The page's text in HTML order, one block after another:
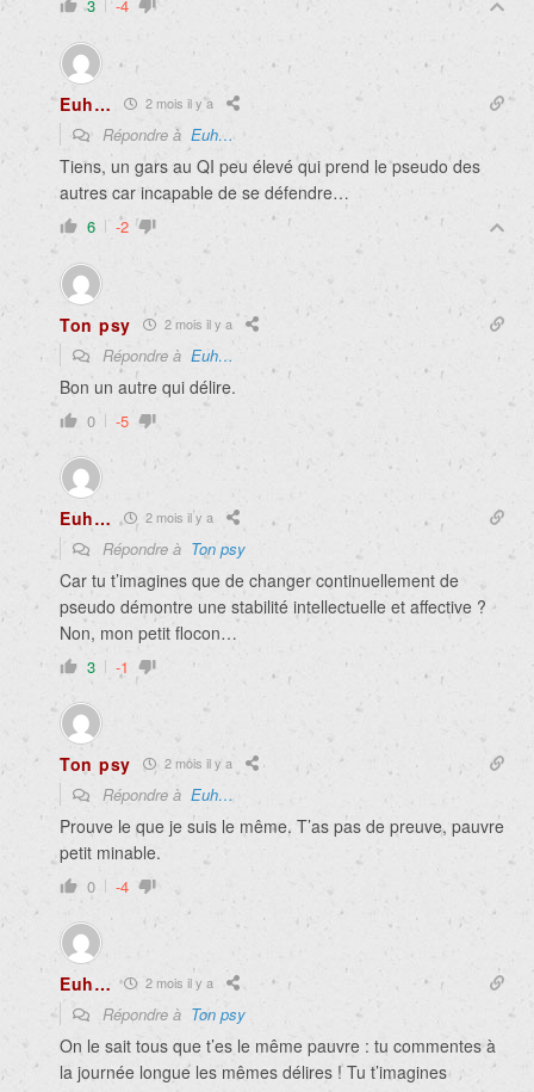
3 -4
Euh… 2 mois il y a
Répondre à Euh…
Tiens, un gars au QI peu élevé qui prend le pseudo des
autres car incapable de se défendre…
6 -2
Ton psy 2 mois il y a
Répondre à Euh…
Bon un autre qui délire.
0 -5
Euh… 2 mois il y a
Répondre à Ton psy
Car tu t’imagines que de changer continuellement de
pseudo démontre une stabilité intellectuelle et affective ?
Non, mon petit flocon…
3 -1
Ton psy 2 mois il y a
Répondre à Euh…
Prouve le que je suis le même. T’as pas de preuve, pauvre
petit minable.
0 -4
Euh… 2 mois il y a
Répondre à Ton psy
On le sait tous que t’es le même pauvre : tu commentes à
la journée longue les mêmes délires ! Tu t’imagines